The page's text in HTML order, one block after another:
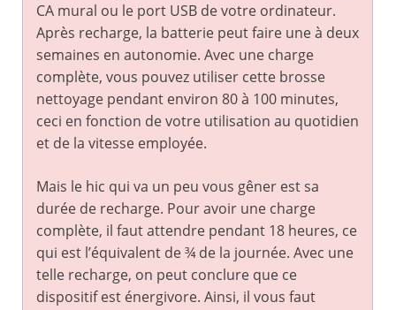
CA mural ou le port USB de votre ordinateur.
Après recharge, la batterie peut faire une à deux
semaines en autonomie. Avec une charge
complète, vous pouvez utiliser cette brosse
nettoyage pendant environ 80 à 100 minutes,
ceci en fonction de votre utilisation au quotidien
et de la vitesse employée.
Mais le hic qui va un peu vous gêner est sa
durée de recharge. Pour avoir une charge
complète, il faut attendre pendant 18 heures, ce
qui est l’équivalent de ¾ de la journée. Avec une
telle recharge, on peut conclure que ce
dispositif est énergivore. Ainsi, il vous faut